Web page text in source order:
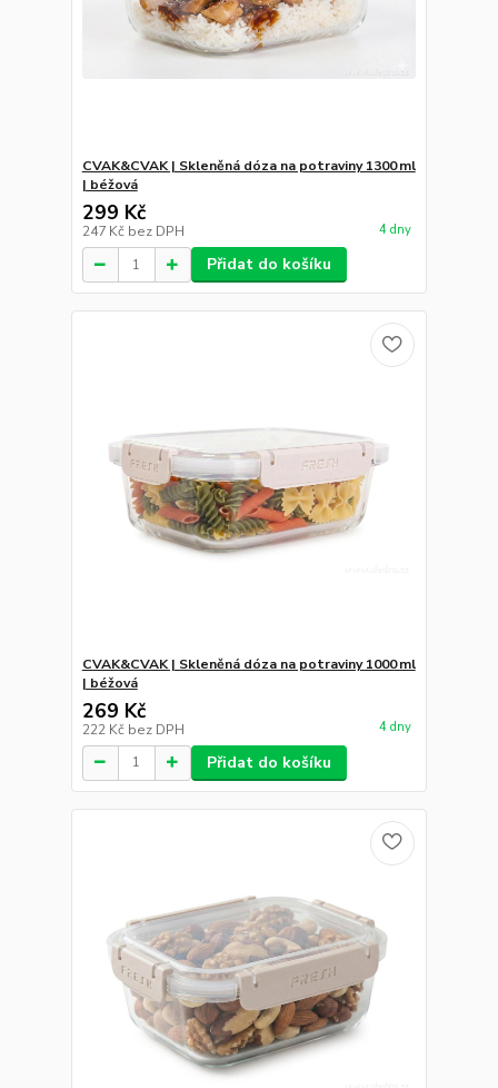
CVAK&CVAK | Skleněná dóza na potraviny 1300 ml
| béžová
299 Kč
247 Kč bez DPH 4 dny
Přidat do košíku
CVAK&CVAK | Skleněná dóza na potraviny 1000 ml
| béžová
269 Kč
222 Kč bez DPH 4 dny
Přidat do košíku